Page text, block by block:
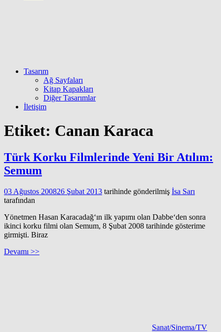
Tasarım
Ağ Sayfaları
Kitap Kapakları
Diğer Tasarımlar
İletişim
Etiket: Canan Karaca
Türk Korku Filmlerinde Yeni Bir Atılım:
Semum
03 Ağustos 200826 Şubat 2013 tarihinde gönderilmiş İsa Sarı
tarafından
Yönetmen Hasan Karacadağ‘ın ilk yapımı olan Dabbe‘den sonra
ikinci korku filmi olan Semum, 8 Şubat 2008 tarihinde gösterime
girmişti. Biraz
Devamı >>
Sanat/Sinema/TV